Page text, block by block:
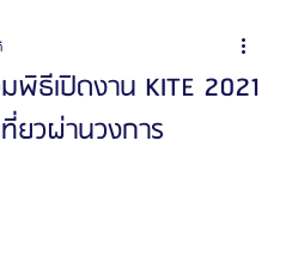
พิธีเปิดงาน KITE 2021
ยวผ่านวงการ